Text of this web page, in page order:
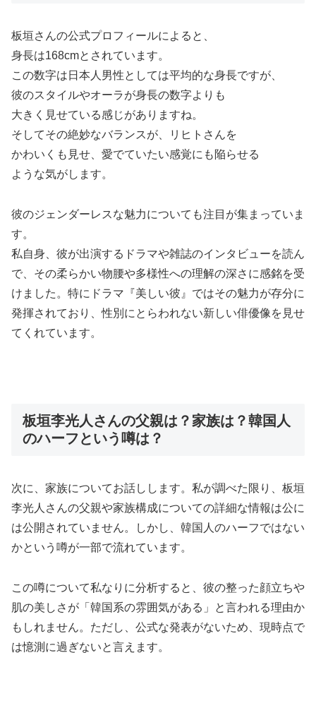
板垣さんの公式プロフィールによると、
身長は168cmとされています。
この数字は日本人男性としては平均的な身長ですが、
彼のスタイルやオーラが身長の数字よりも
大きく見せている感じがありますね。
そしてその絶妙なバランスが、リヒトさんを
かわいくも見せ、愛でていたい感覚にも陥らせる
ような気がします。
彼のジェンダーレスな魅力についても注目が集まっていま
す。
私自身、彼が出演するドラマや雑誌のインタビューを読ん
で、その柔らかい物腰や多様性への理解の深さに感銘を受
けました。特にドラマ『美しい彼』ではその魅力が存分に
発揮されており、性別にとらわれない新しい俳優像を見せ
てくれています。
板垣李光人さんの父親は？家族は？韓国人
のハーフという噂は？
次に、家族についてお話しします。私が調べた限り、板垣
李光人さんの父親や家族構成についての詳細な情報は公に
は公開されていません。しかし、韓国人のハーフではない
かという噂が一部で流れています。
この噂について私なりに分析すると、彼の整った顔立ちや
肌の美しさが「韓国系の雰囲気がある」と言われる理由か
もしれません。ただし、公式な発表がないため、現時点で
は憶測に過ぎないと言えます。